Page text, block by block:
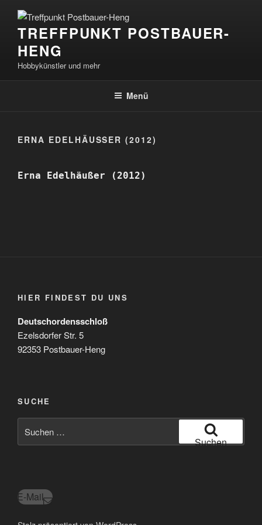
Inhalt
springenTREFFPUNKT POSTBAUER-
HENG
Hobbykünstler und mehr
Menü
ERNA EDELHÄUSSER (2012)
Erna Edelhäußer (2012)
HIER FINDEST DU UNS
Deutschordensschloß
Ezelsdorfer Str. 5
92353 Postbauer-Heng
SUCHE
nach:
Suchen
E-Mail